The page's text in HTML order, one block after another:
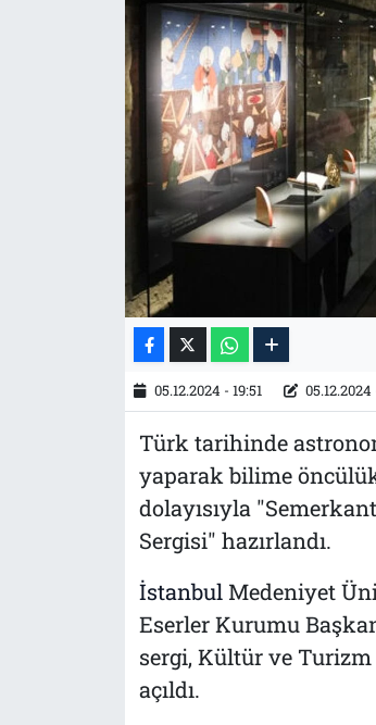
05.12.2024 - 19:51 05.12.2024
Türk tarihinde
yaparak bilime
dolayısıyla
Sergisi" hazırlandı.
İstanbulMedeniyet
Eserler Kurumu
sergi, Kültür ve Turizm
açıldı.